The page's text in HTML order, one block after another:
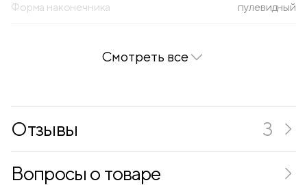
Форма наконечника пулевидный
Стираемый нет
Типы поверхностей (на которых
можно писать)
металл, дерево,
стекло, пластик
Смотреть все
Отзывы
3
Вопросы о товаре